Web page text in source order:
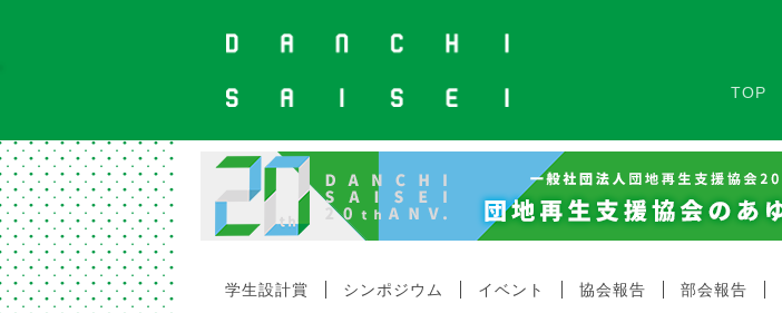
TOP
学生設計賞 シンポジウム イベント 協会報告 部会報告